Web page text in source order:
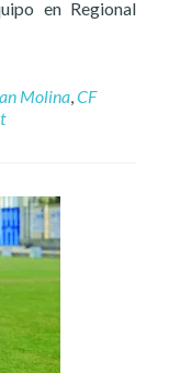
en Regional
Molina,CF